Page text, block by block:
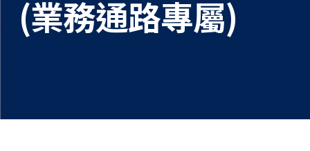
(業務通路專屬)